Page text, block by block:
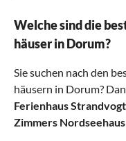
Welche sind die
häuser in Dorum?
Sie suchen nach den
häusern in Dorum?
Ferienhaus
Zimmers Nordseehaus